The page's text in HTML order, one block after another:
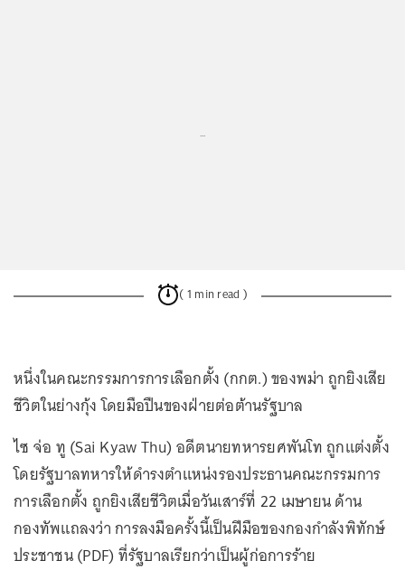
...
( 1 min read )
หนึ่งในคณะกรรมการการเลือกตั้ง (กกต.) ของพม่า ถูกยิงเสีย
ชีวิตในย่างกุ้ง โดยมือปืนของฝ่ายต่อต้านรัฐบาล
ไซ จ่อ ทู (Sai Kyaw Thu) อดีตนายทหารยศพันโท ถูกแต่งตั้ง
โดยรัฐบาลทหารให้ดำรงตำแหน่งรองประธานคณะกรรมการ
การเลือกตั้ง ถูกยิงเสียชีวิตเมื่อวันเสาร์ที่ 22 เมษายน ด้าน
กองทัพแถลงว่า การลงมือครั้งนี้เป็นฝีมือของกองกำลังพิทักษ์
ประชาชน (PDF) ที่รัฐบาลเรียกว่าเป็นผู้ก่อการร้าย